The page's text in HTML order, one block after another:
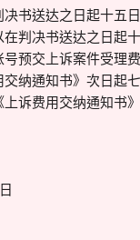
书送达之日起十五
判决书送达之日起
预交上诉案件受理
纳通知书》次日起
诉费用交纳通知书》